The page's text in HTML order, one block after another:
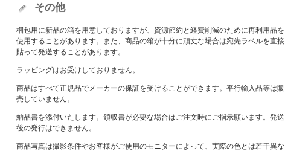
その他
梱包用に新品の箱を用意しておりますが、資源節約と経費削減のために再利用品を
使用することがあります。また、商品の箱が十分に頑丈な場合は宛先ラベルを直接
貼って発送することがあります。
ラッピングはお受けしておりません。
商品はすべて正規品でメーカーの保証を受けることができます。平行輸入品等は販
売していません。
納品書を添付いたします。領収書が必要な場合はご注文時にご指示願います。発送
後の発行はできません。
商品写真は撮影条件やお客様がご使用のモニターによって、実際の色とは若干異な